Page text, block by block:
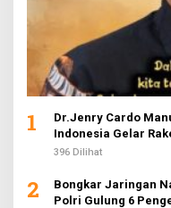
1
Dr.Jenry Cardo
Indonesia Gelar
396 Dilihat
2
Bongkar Jaringan
Polri Gulung 6